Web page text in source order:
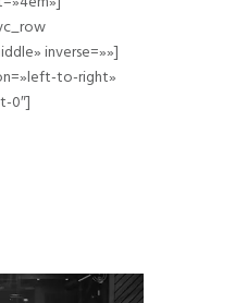
inverse=»»]
to-right»
0″]